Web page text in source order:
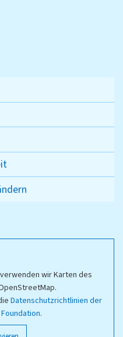
wir Karten des
Datenschutzrichtlinien der
.